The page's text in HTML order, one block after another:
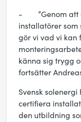
- ”Genom att
installatörer
gör vi vad vi kan
känna sig trygg
fortsätter
Svensk
certifiera
den utbildning